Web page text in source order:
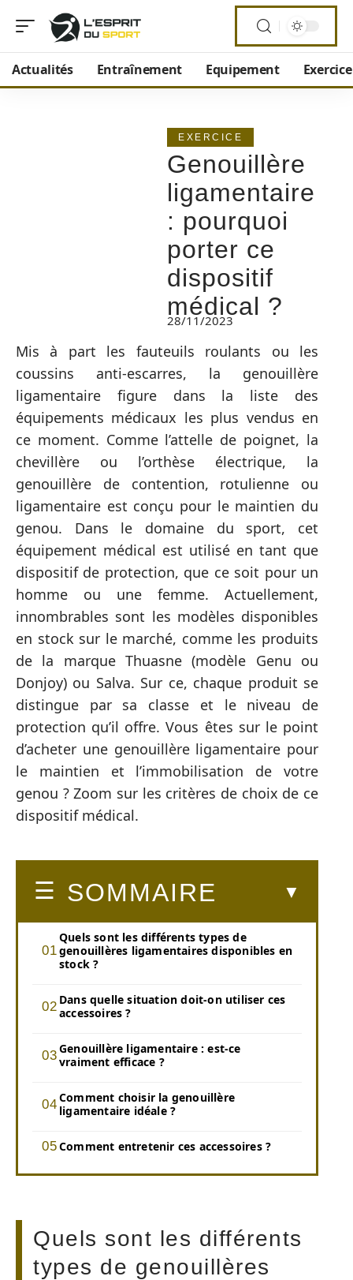
Actualités Entraînement Equipement Exercice
EXERCICE
Genouillère
ligamentaire
: pourquoi
porter ce
dispositif
médical ?
28/11/2023
Mis à part les fauteuils roulants ou les
coussins anti-escarres, la genouillère
ligamentaire figure dans la liste des
équipements médicaux les plus vendus en
ce moment. Comme l’attelle de poignet, la
chevillère ou l’orthèse électrique, la
genouillère de contention, rotulienne ou
ligamentaire est conçu pour le maintien du
genou. Dans le domaine du sport, cet
équipement médical est utilisé en tant que
dispositif de protection, que ce soit pour un
homme ou une femme. Actuellement,
innombrables sont les modèles disponibles
en stock sur le marché, comme les produits
de la marque Thuasne (modèle Genu ou
Donjoy) ou Salva. Sur ce, chaque produit se
distingue par sa classe et le niveau de
protection qu’il offre. Vous êtes sur le point
d’acheter une genouillère ligamentaire pour
le maintien et l’immobilisation de votre
genou ? Zoom sur les critères de choix de ce
dispositif médical.
SOMMAIRE
Quels sont les différents types de
genouillères ligamentaires disponibles en
stock ?
Dans quelle situation doit-on utiliser ces
accessoires ?
Genouillère ligamentaire : est-ce
vraiment efficace ?
Comment choisir la genouillère
ligamentaire idéale ?
Comment entretenir ces accessoires ?
Quels sont les différents
types de genouillères